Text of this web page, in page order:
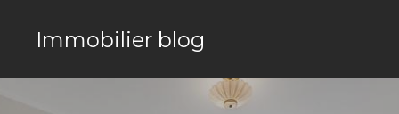
Immobilier blog